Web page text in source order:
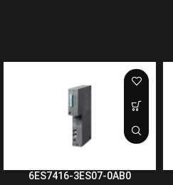
6ES7416-3ES07-0AB0